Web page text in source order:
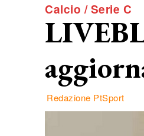
Calcio / Serie C
Redazione PtSport